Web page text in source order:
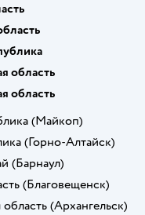
область
область
(Майкоп)
(Горно-Алтайск)
(Барнаул)
(Благовещенск)
область (Архангельск)